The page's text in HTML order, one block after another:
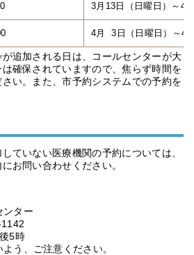
3月13日（日曜日）～4
4月 3日（日曜日）～4
追加される日は、コールセンターが大
確保されていますので、焦らず時間を
い。また、市予約システムでの予約を
ていない医療機関の予約については、
お問い合わせください。
ンター
5時
う、ご注意ください。